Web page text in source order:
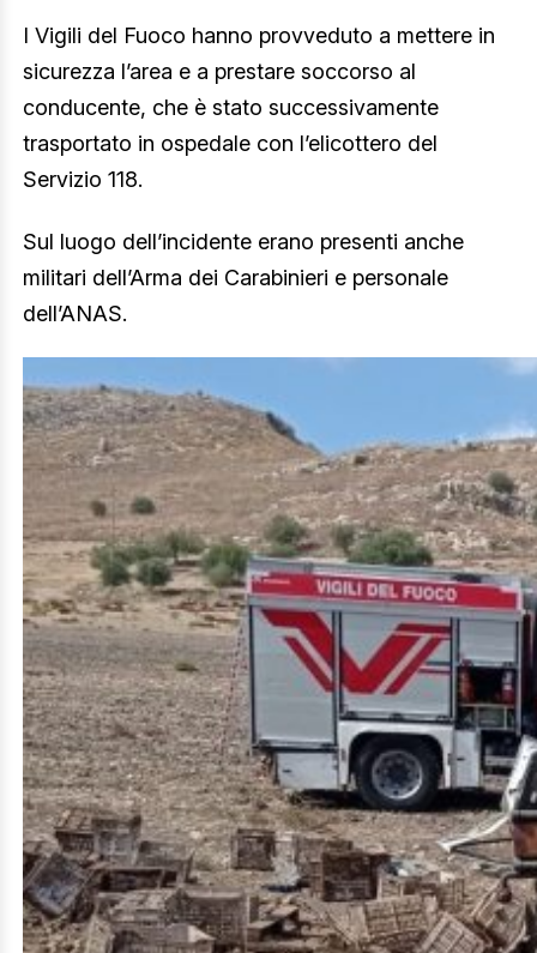
I Vigili del Fuoco hanno provveduto a mettere in
sicurezza l’area e a prestare soccorso al
conducente, che è stato successivamente
trasportato in ospedale con l’elicottero del
Servizio 118.
Sul luogo dell’incidente erano presenti anche
militari dell’Arma dei Carabinieri e personale
dell’ANAS.